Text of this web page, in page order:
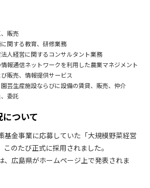
販売
関する教育、研修業務
人経営に関するコンサルタント業務
報通信ネットワークを利用した農業マネジメント
販売、情報提供サービス
芸生産施設ならびに設備の賃貸、販売、仲介
委託
ついて
基金事業に応募していた「大規模野菜経営
のたび正式に採用されました。
広島県がホームページ上で発表されま